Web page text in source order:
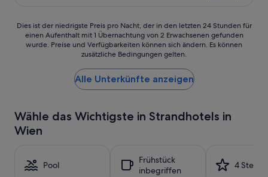
e
r
r
Dies
der
in
den
letzten
einen
Dies ist der niedrigste Preis pro Nacht, der in den letzten 24 Stunden für
einen Aufenthalt mit 1 Übernachtung von 2 Erwachsenen gefunden
wurde. Preise und Verfügbarkeiten können sich ändern. Es können
zusätzliche Bedingungen gelten.
Alle Unterkünfte anzeigen
Wähle das Wichtigste in Strandhotels in
Wien
Pool
Frühstück
inbegriffen
4 Sterne